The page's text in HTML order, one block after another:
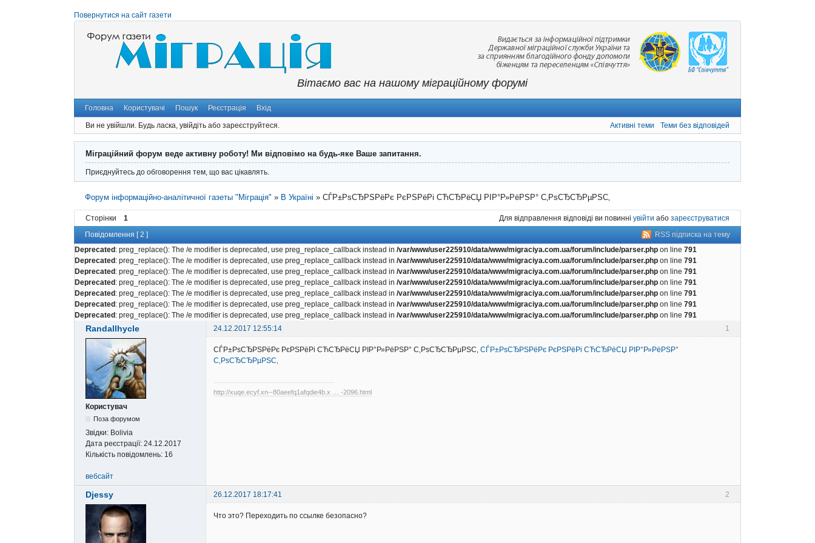
Повернутися на сайт газети
Вітаємо вас на нашому міграційному форумі
Головна Користувачі Пошук Реєстрація Вхід
Ви не увійшли. Будь ласка, увійдіть або зареєструйтеся. Активні теми Теми без відповідей
Міграційний форум веде активну роботу! Ми відповімо на будь-яке Ваше запитання.
Приєднуйтесь до обговорення тем, що вас цікавлять.
Форум інформаційно-аналітичної газеты "Міграція" » В Україні »СЃР±РѕСЂРЅРёРє РєРЅРёРі СЋСЂРёСЏ РІР°Р»РёРЅР° С‚РѕСЂСЂРµРЅС‚
Сторінки 1 Для відправлення відповіді ви повинні увійти або зареєструватися
RSS підписка на тему
Повідомлення [ 2 ]
Deprecated: preg_replace(): The /e modifier is deprecated, use preg_replace_callback instead in /var/www/user225910/data/www/migraciya.com.ua/forum/include/parser.php on line 791
Deprecated: preg_replace(): The /e modifier is deprecated, use preg_replace_callback instead in /var/www/user225910/data/www/migraciya.com.ua/forum/include/parser.php on line 791
Deprecated: preg_replace(): The /e modifier is deprecated, use preg_replace_callback instead in /var/www/user225910/data/www/migraciya.com.ua/forum/include/parser.php on line 791
Deprecated: preg_replace(): The /e modifier is deprecated, use preg_replace_callback instead in /var/www/user225910/data/www/migraciya.com.ua/forum/include/parser.php on line 791
Deprecated: preg_replace(): The /e modifier is deprecated, use preg_replace_callback instead in /var/www/user225910/data/www/migraciya.com.ua/forum/include/parser.php on line 791
Deprecated: preg_replace(): The /e modifier is deprecated, use preg_replace_callback instead in /var/www/user225910/data/www/migraciya.com.ua/forum/include/parser.php on line 791
Deprecated: preg_replace(): The /e modifier is deprecated, use preg_replace_callback instead in /var/www/user225910/data/www/migraciya.com.ua/forum/include/parser.php on line 791
1
Randallhycle 24.12.2017 12:55:14
Користувач
Поза форумом
Звідки: Bolivia
Дата реєстрації: 24.12.2017
Кількість повідомлень: 16
СЃР±РѕСЂРЅРёРє РєРЅРёРі СЋСЂРёСЏ РІР°Р»РёРЅР° С‚РѕСЂСЂРµРЅС‚ СЃР±РѕСЂРЅРёРє РєРЅРёРі СЋСЂРёСЏ РІР°Р»РёРЅР°
С‚РѕСЂСЂРµРЅС‚
http://xuqe.ecyf.xn--80aeefq1afqdie4b.x … -2096.html
вебсайт
2
Djessy 26.12.2017 18:17:41
Что это? Переходить по ссылке безопасно?